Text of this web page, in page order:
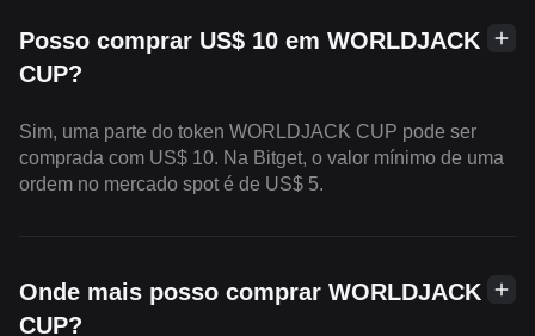
Posso comprar US$ 10 em WORLDJACK
CUP?
Sim, uma parte do token WORLDJACK CUP pode ser
comprada com US$ 10. Na Bitget, o valor mínimo de uma
ordem no mercado spot é de US$ 5.
Onde mais posso comprar WORLDJACK
CUP?